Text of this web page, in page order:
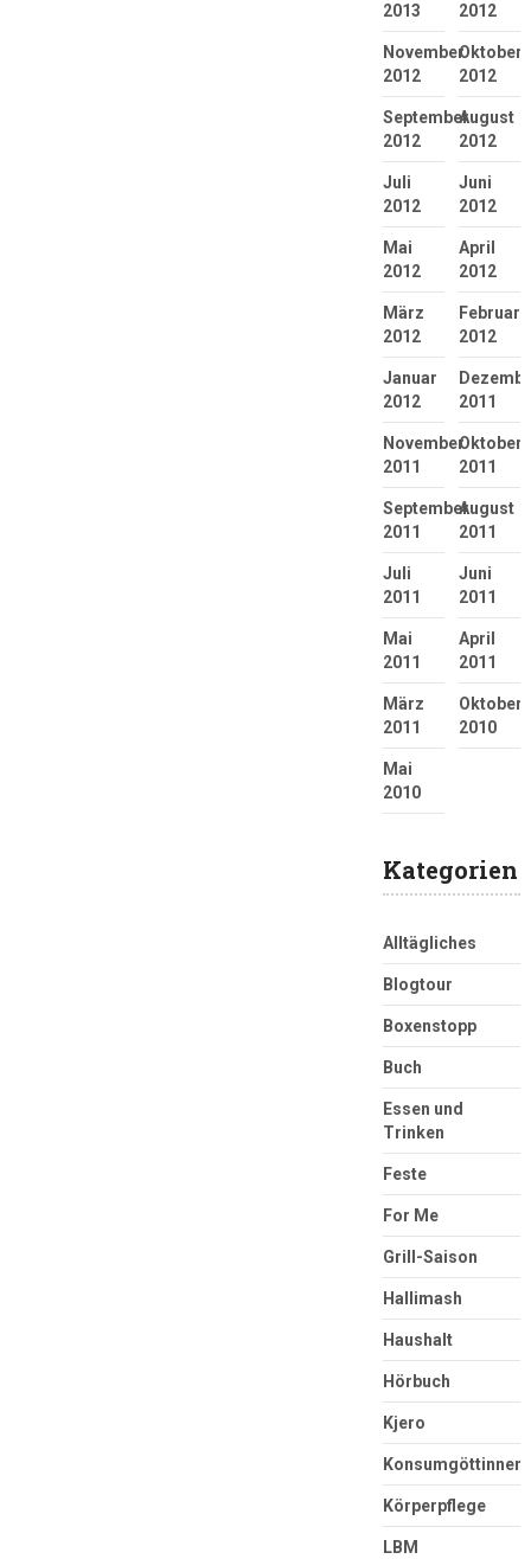
2013
2012
November
2012
Oktober
2012
September
2012
August
2012
Juli
2012
Juni
2012
Mai
2012
April
2012
März
2012
Februar
2012
Januar
2012
2011
November
2011
Oktober
2011
September
2011
August
2011
Juli
2011
Juni
2011
Mai
2011
April
2011
März
2011
Oktober
2010
Mai
2010
Kategorien
Alltägliches
Blogtour
Boxenstopp
Buch
Essen und
Trinken
Feste
For Me
Grill-Saison
Hallimash
Haushalt
Hörbuch
Kjero
Konsumgöttinnen
Körperpflege
LBM